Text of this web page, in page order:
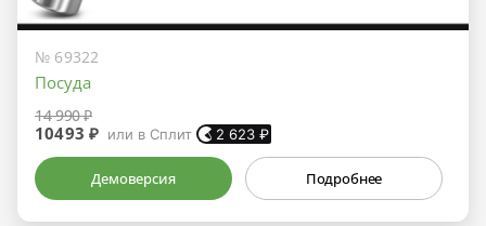
№ 69322
Посуда
14 990 ₽
10493 ₽ или в Сплит 2 623 ₽
Демоверсия Подробнее